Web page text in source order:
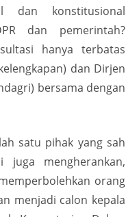
dan konstitusional
dan pemerintah?
hanya terbatas
dan Dirjen
bersama dengan
satu pihak yang sah
mengherankan,
orang
menjadi calon kepala